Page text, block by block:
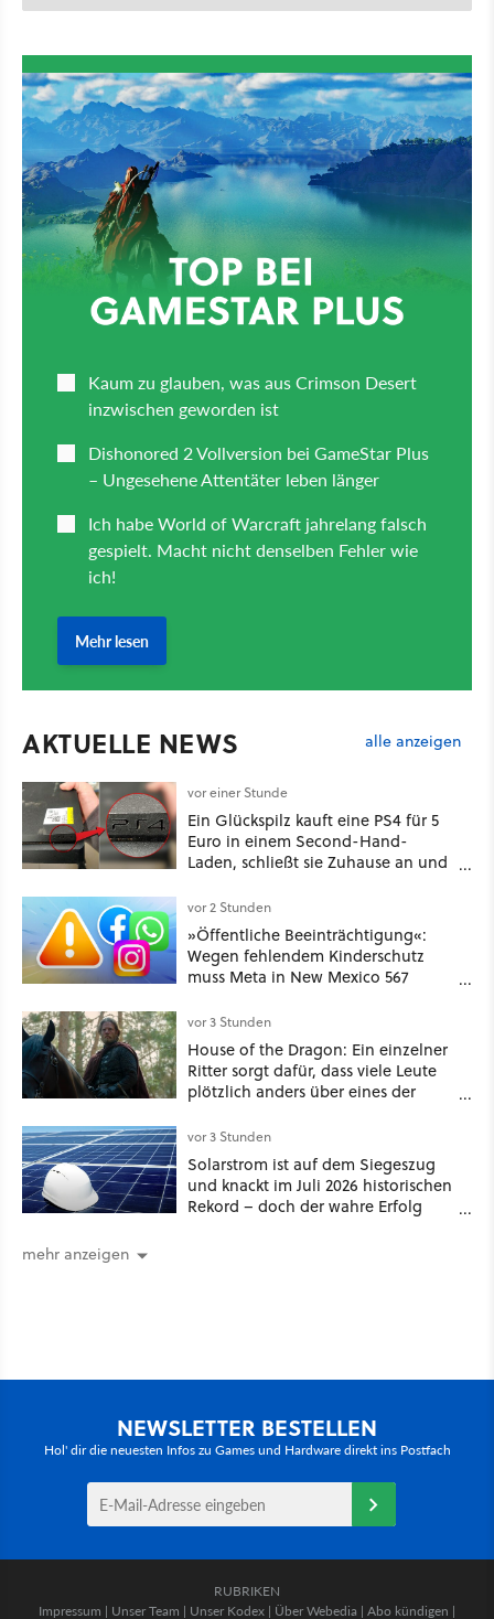
AKTUELLE NEWS alle anzeigen
vor einer Stunde
Ein Glückspilz kauft eine PS4 für 5
Euro in einem Second-Hand-
Laden, schließt sie Zuhause an und
funktionierende PlayStation [Best of
GameStar]
vor 2 Stunden
»Öffentliche Beeinträchtigung«:
Wegen fehlendem Kinderschutz
muss Meta in New Mexico 567
vor 3 Stunden
House of the Dragon: Ein einzelner
Ritter sorgt dafür, dass viele Leute
plötzlich anders über eines der
Thrones denken
vor 3 Stunden
Solarstrom ist auf dem Siegeszug
und knackt im Juli 2026 historischen
Rekord – doch der wahre Erfolg
mehr anzeigen
NEWSLETTER BESTELLEN
Hol' dir die neuesten Infos zu Games und Hardware direkt ins Postfach
RUBRIKEN
Impressum | Unser Team | Unser Kodex | Über Webedia | Abo kündigen |